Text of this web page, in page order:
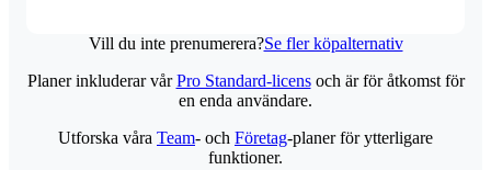
Vill du inte prenumerera?Se fler köpalternativ
Planer inkluderar vårPro Standard-licensoch är för åtkomst för
en enda användare.
Utforska våra Team- och Företag-planer för ytterligare
funktioner.